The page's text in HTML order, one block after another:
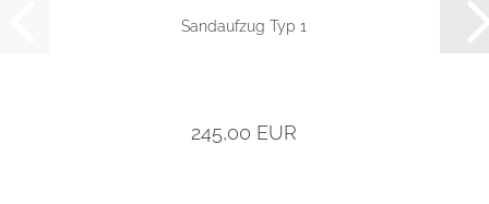
Sandaufzug Typ 1
245,00 EUR